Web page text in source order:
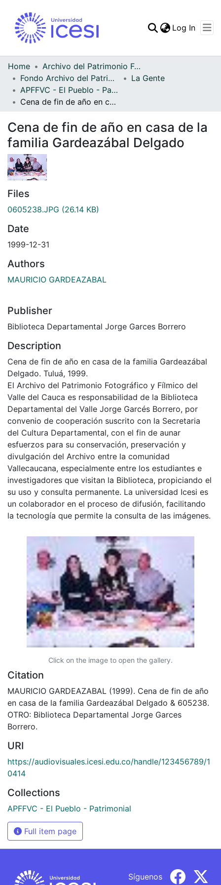
Statistics
Log In
Home
Archivo del Patrimonio Fotográfico y Fílmico del Valle del Cauca
Fondo Archivo del Patrimonio Fotográfico y Fílmico del Valle del Cauca
La Gente
APFFVC - El Pueblo - Patrimonial
Cena de fin de año en casa de la familia Gardeazábal Delgado
Cena de fin de año en casa de la
familia Gardeazábal Delgado
Files
0605238.JPG (26.14 KB)
Date
1999-12-31
Authors
MAURICIO GARDEAZABAL
Publisher
Biblioteca Departamental Jorge Garces Borrero
Description
Cena de fin de año en casa de la familia Gardeazábal
Delgado. Tuluá, 1999.
El Archivo del Patrimonio Fotográfico y Fílmico del
Valle del Cauca es responsabilidad de la Biblioteca
Departamental del Valle Jorge Garcés Borrero, por
convenio de cooperación suscrito con la Secretaria
del Cultura Departamental, con el fin de aunar
esfuerzos para su conservación, preservación y
divulgación del Archivo entre la comunidad
Vallecaucana, especialmente entre los estudiantes e
investigadores que visitan la Biblioteca, propiciando el
su uso y consulta permanente. La universidad Icesi es
un colaborador en el proceso de difusión, facilitando
la tecnología que permite la consulta de las imágenes.
Click on the image to open the gallery.
Citation
MAURICIO GARDEAZABAL (1999). Cena de fin de año
en casa de la familia Gardeazábal Delgado & 605238.
OTRO: Biblioteca Departamental Jorge Garces
Borrero.
URI
https://audiovisuales.icesi.edu.co/handle/123456789/1
0414
Collections
APFFVC - El Pueblo - Patrimonial
Full item page
Síguenos